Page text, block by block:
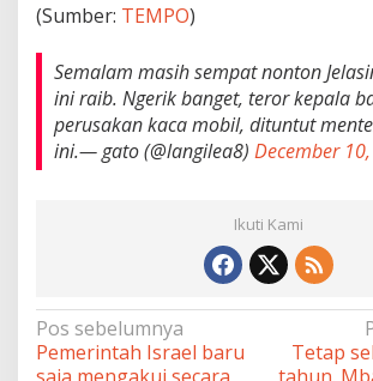
(Sumber: TEMPO)
Semalam masih sempat nonton
ini raib. Ngerik banget, teror kepala
perusakan kaca mobil, dituntut
ini.— gato (@langilea8) December
Ikuti Kami
Navigasi
pos
Pos sebelumnya
Pemerintah Israel baru
Tetap